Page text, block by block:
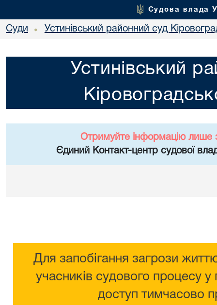
Судова влада
Суди • Устинівський районний суд
Устинівський
Отримуйте інформацію лише
Єдиний Контакт-центр судової
Для запобігання загрози
учасників судового процесу у
доступ тимчасово